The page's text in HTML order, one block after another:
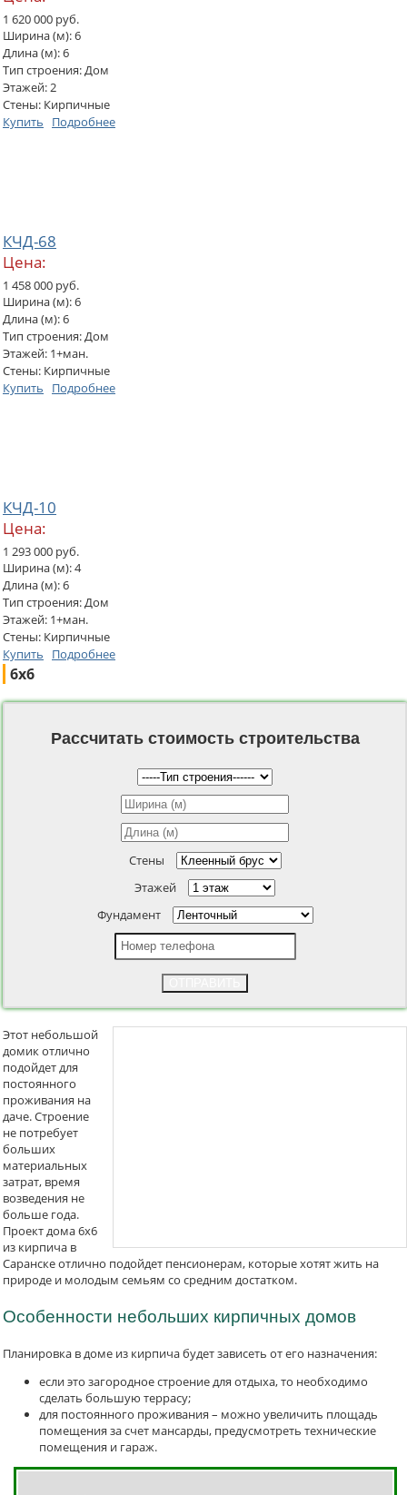
1 620 000 руб.
Ширина (м): 6
Длина (м): 6
Тип строения: Дом
Этажей: 2
Стены: Кирпичные
Купить
Подробнее
КЧД-68
Цена:
1 458 000 руб.
Ширина (м): 6
Длина (м): 6
Тип строения: Дом
Этажей: 1+ман.
Стены: Кирпичные
Купить
Подробнее
КЧД-10
Цена:
1 293 000 руб.
Ширина (м): 4
Длина (м): 6
Тип строения: Дом
Этажей: 1+ман.
Стены: Кирпичные
Купить
Подробнее
6x6
Рассчитать стоимость строительства
Стены
Этажей
Фундамент
Этот небольшой
домик отлично
подойдет для
постоянного
проживания на
даче. Строение
не потребует
больших
материальных
затрат, время
возведения не
больше года.
Проект дома 6х6
из кирпича в
Саранске отлично подойдет пенсионерам, которые хотят жить на
природе и молодым семьям со средним достатком.
Особенности небольших кирпичных домов
Планировка в доме из кирпича будет зависеть от его назначения:
если это загородное строение для отдыха, то необходимо
сделать большую террасу;
для постоянного проживания – можно увеличить площадь
помещения за счет мансарды, предусмотреть технические
помещения и гараж.